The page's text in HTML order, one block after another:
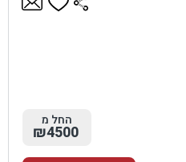
החל מ
₪4500